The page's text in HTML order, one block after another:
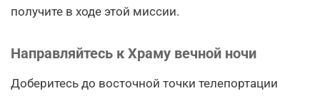
получите в ходе этой миссии.
Направляйтесь к Храму вечной ночи
Доберитесь до восточной точки телепортации